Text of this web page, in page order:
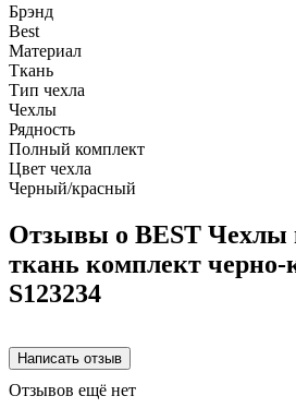
Брэнд
Best
Материал
Ткань
Тип чехла
Чехлы
Рядность
Полный комплект
Цвет чехла
Черный/красный
Отзывы о BEST Чехлы
ткань комплект
S123234
Отзывов ещё нет